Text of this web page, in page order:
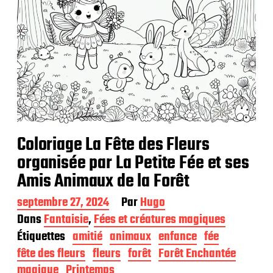
Coloriage La Fête des Fleurs
organisée par La Petite Fée et ses
Amis Animaux de la Forêt
D
a
t
e
d
e
septembre 27, 2024 ParHugo
DansFantaisie,Fées et créatures magiques
Étiquettes amitié animaux enfance fée
fête des fleurs fleurs forêt Forêt Enchantée